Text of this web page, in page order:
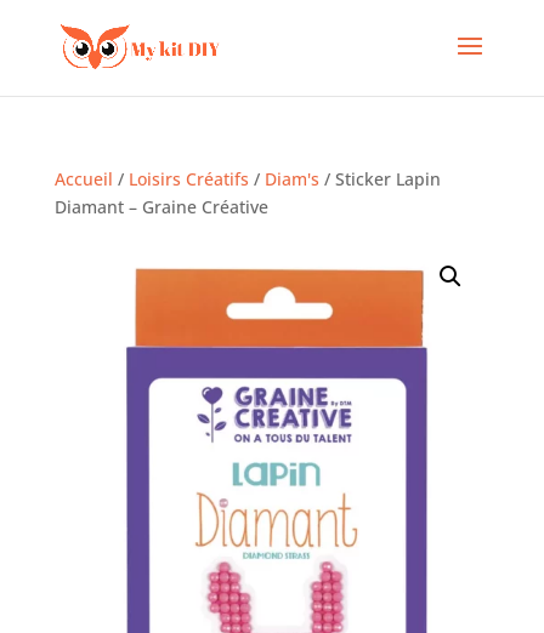
Accueil / Loisirs Créatifs / Diam's / Sticker Lapin
Diamant – Graine Créative